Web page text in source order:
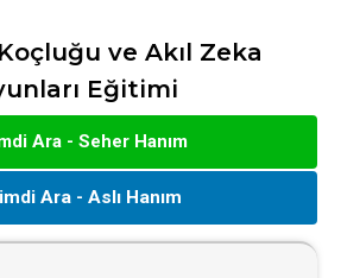
ve Akıl Zeka
Eğitimi
Ara - Seher Hanım
Ara - Aslı Hanım